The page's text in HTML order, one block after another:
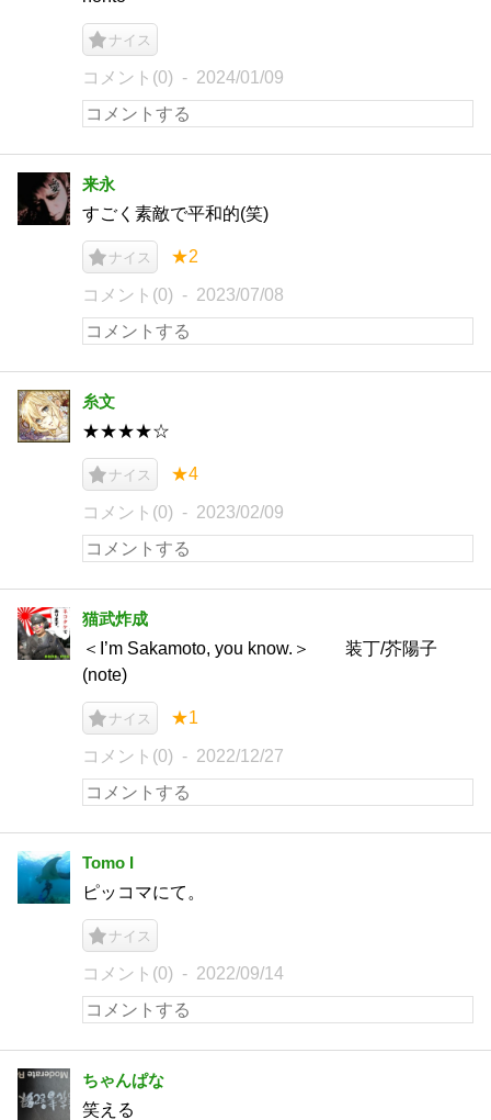
ナイス
コメント(0) 2024/01/09
来永
すごく素敵で平和的(笑)
ナイス ★2
コメント(0) 2023/07/08
糸文
★★★★☆
ナイス ★4
コメント(0) 2023/02/09
猫武炸成
＜I’m Sakamoto, you know.＞ 装丁/芥陽子
(note)
ナイス ★1
コメント(0) 2022/12/27
Tomo I
ピッコマにて。
ナイス
コメント(0) 2022/09/14
ちゃんぱな
笑える